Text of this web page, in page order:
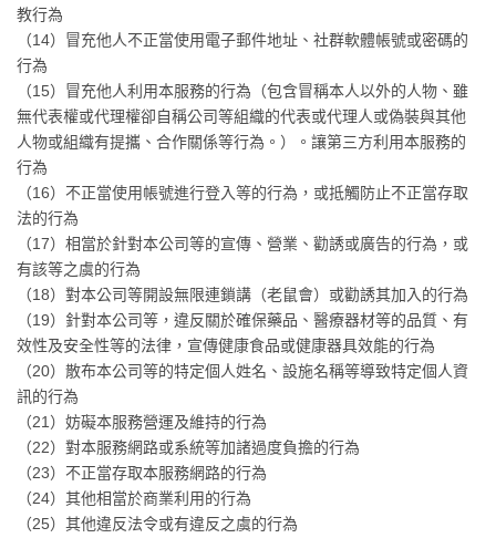
教行為
（14）冒充他人不正當使用電子郵件地址、社群軟體帳號或密碼的
行為
（15）冒充他人利用本服務的行為（包含冒稱本人以外的人物、雖
無代表權或代理權卻自稱公司等組織的代表或代理人或偽裝與其他
人物或組織有提攜、合作關係等行為。）。讓第三方利用本服務的
行為
（16）不正當使用帳號進行登入等的行為，或抵觸防止不正當存取
法的行為
（17）相當於針對本公司等的宣傳、營業、勸誘或廣告的行為，或
有該等之虞的行為
（18）對本公司等開設無限連鎖講（老鼠會）或勸誘其加入的行為
（19）針對本公司等，違反關於確保藥品、醫療器材等的品質、有
效性及安全性等的法律，宣傳健康食品或健康器具效能的行為
（20）散布本公司等的特定個人姓名、設施名稱等導致特定個人資
訊的行為
（21）妨礙本服務營運及維持的行為
（22）對本服務網路或系統等加諸過度負擔的行為
（23）不正當存取本服務網路的行為
（24）其他相當於商業利用的行為
（25）其他違反法令或有違反之虞的行為